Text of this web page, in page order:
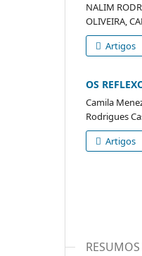
NALIM
OLIVEIRA,
Artigos
OS
Camila
Rodrigues
Artigos